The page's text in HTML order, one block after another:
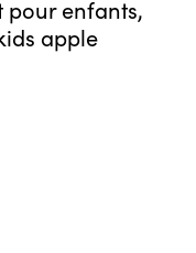
pour enfants,
apple